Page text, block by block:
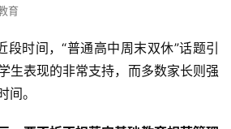
育
段时间，“普通高中周末双休”话题引
生表现的非常支持，而多数家长则强
间。